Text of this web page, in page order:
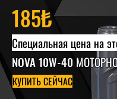
185₺
Специальная цена на
NOVA 10W-40
КУПИТЬ СЕЙЧАС